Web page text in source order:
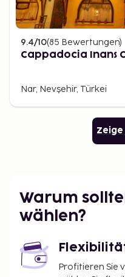
9.4/10(85 Bewertungen)
Cappadocia Inans
Nar, Nevşehir, Türkei
Zeige
Warum
wählen?
Profitieren Sie